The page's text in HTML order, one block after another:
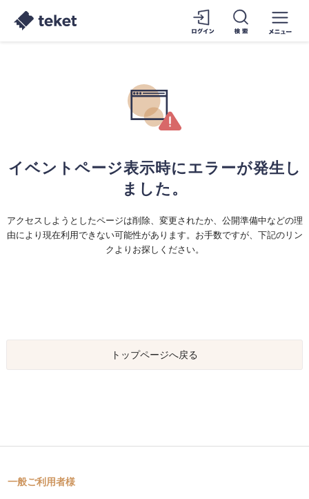
イベントページ表示時にエラーが発生し
ました。
アクセスしようとしたページは削除、変更されたか、公開準備中などの理
由により現在利用できない可能性があります。お手数ですが、下記のリン
クよりお探しください。
トップページへ戻る
一般ご利用者様